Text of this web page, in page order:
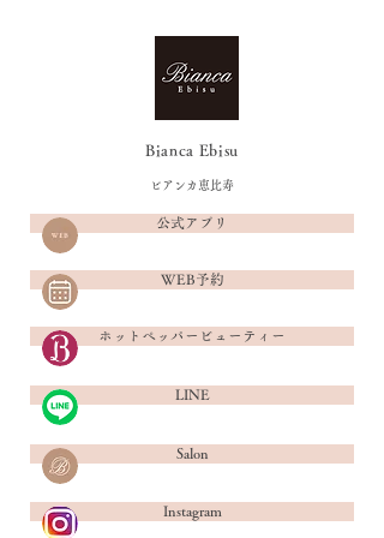
Bianca Ebisu
ビアンカ恵比寿
公式アプリ
WEB予約
ホットペッパービューティー
LINE
Salon
Instagram